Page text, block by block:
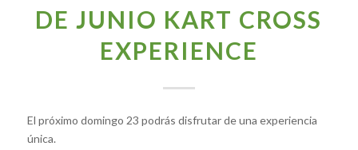
DE JUNIO KART CROSS
EXPERIENCE
El próximo domingo 23 podrás disfrutar de una experiencia
única.